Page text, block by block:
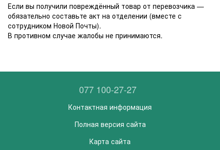
Если вы получили повреждённый товар от перевозчика —
обязательно составьте акт на отделении (вместе с
сотрудником Новой Почты).
В противном случае жалобы не принимаются.
077 100-27-27
Контактная информация
Полная версия сайта
Карта сайта